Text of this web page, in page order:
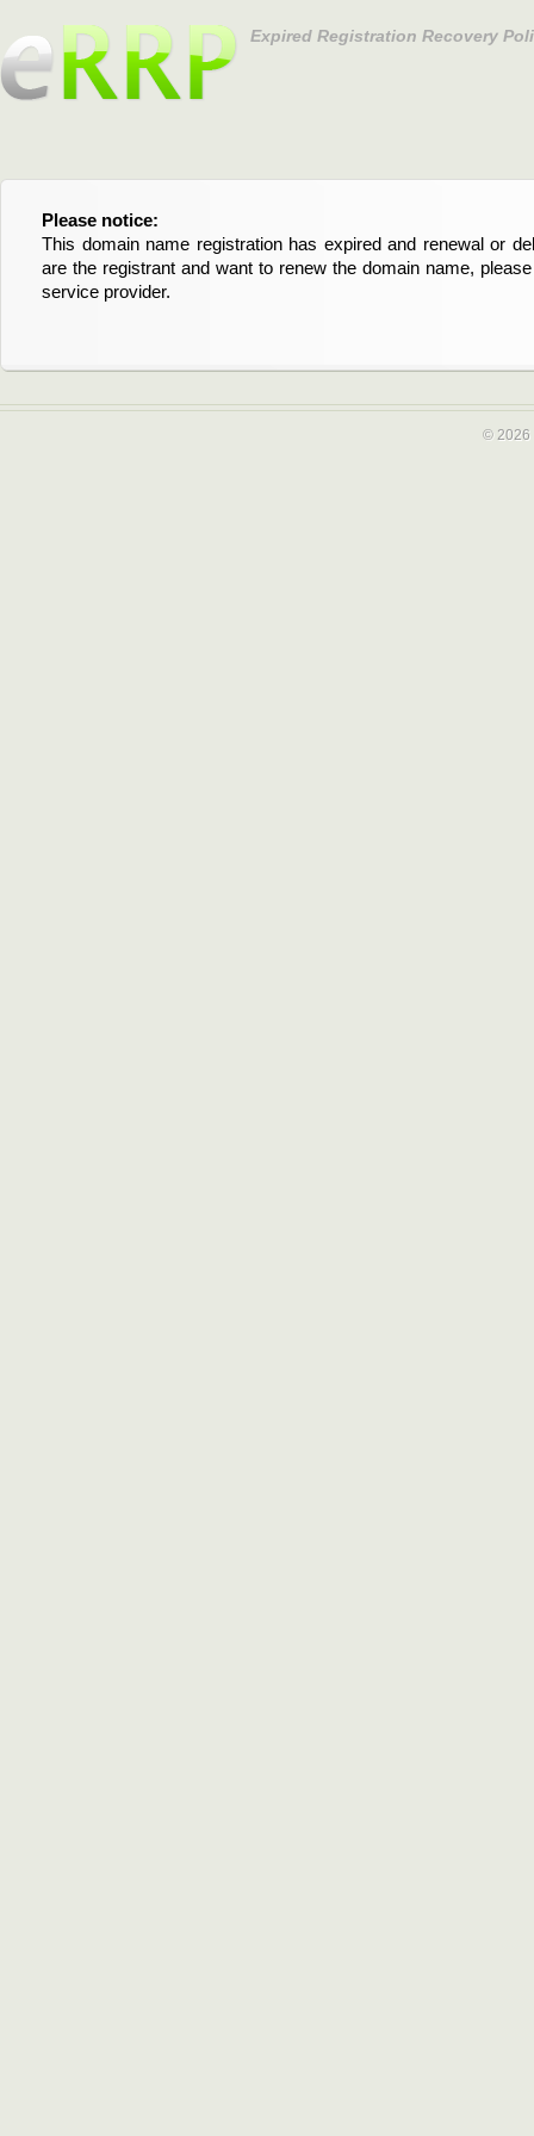
Expired Registration Recovery
Please notice:
This domain name registration has expired and renewal or
are the registrant and want to renew the domain name,
service provider.
Bitte beachten Sie:
Diese Domainregistrierung ist abgelaufen und die
Domain stehen an. Wenn Sie der Registrant sind und
verlängern möchten, kontaktieren Sie bitte Ihren Service-
© 2026